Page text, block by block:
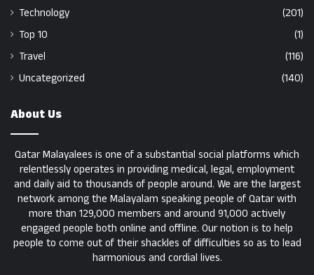
Technology
(201)
Top 10
(1)
Travel
(116)
Uncategorized
(140)
About Us
Qatar Malayalees is one of a substantial social platforms which
relentlessly operates in providing medical, legal, employment
and daily aid to thousands of people around. We are the largest
network among the Malayalam speaking people of Qatar with
more than 129,000 members and around 91,000 actively
engaged people both online and offline. Our notion is to help
people to come out of their shackles of difficulties so as to lead
harmonious and cordial lives.